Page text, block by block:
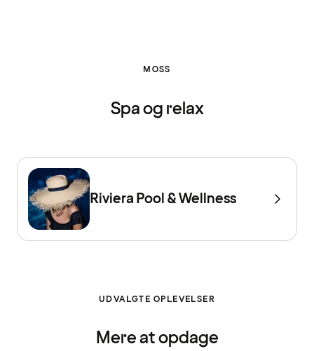
MOSS
Spa og relax
Riviera Pool & Wellness
UDVALGTE OPLEVELSER
Mere at opdage